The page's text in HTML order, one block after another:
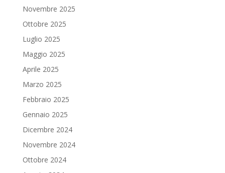
Novembre 2025
Ottobre 2025
Luglio 2025
Maggio 2025
Aprile 2025
Marzo 2025
Febbraio 2025
Gennaio 2025
Dicembre 2024
Novembre 2024
Ottobre 2024